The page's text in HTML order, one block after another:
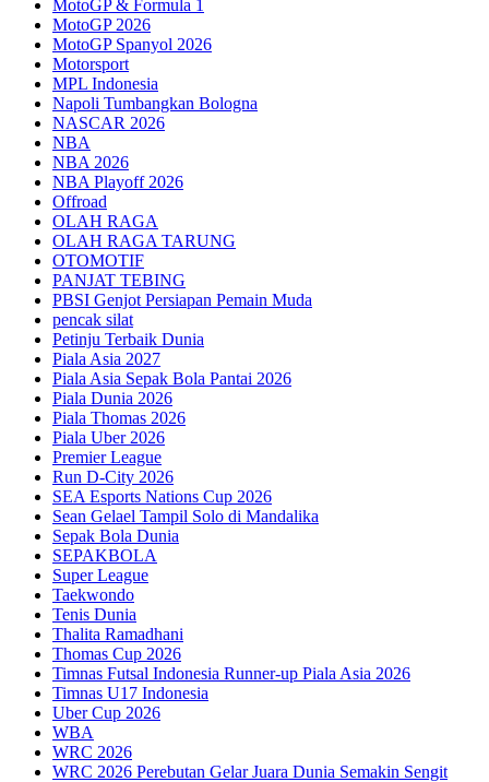
MotoGP & Formula 1
MotoGP 2026
MotoGP Spanyol 2026
Motorsport
MPL Indonesia
Napoli Tumbangkan Bologna
NASCAR 2026
NBA
NBA 2026
NBA Playoff 2026
Offroad
OLAH RAGA
OLAH RAGA TARUNG
OTOMOTIF
PANJAT TEBING
PBSI Genjot Persiapan Pemain Muda
pencak silat
Petinju Terbaik Dunia
Piala Asia 2027
Piala Asia Sepak Bola Pantai 2026
Piala Dunia 2026
Piala Thomas 2026
Piala Uber 2026
Premier League
Run D-City 2026
SEA Esports Nations Cup 2026
Sean Gelael Tampil Solo di Mandalika
Sepak Bola Dunia
SEPAKBOLA
Super League
Taekwondo
Tenis Dunia
Thalita Ramadhani
Thomas Cup 2026
Timnas Futsal Indonesia Runner-up Piala Asia 2026
Timnas U17 Indonesia
Uber Cup 2026
WBA
WRC 2026
WRC 2026 Perebutan Gelar Juara Dunia Semakin Sengit